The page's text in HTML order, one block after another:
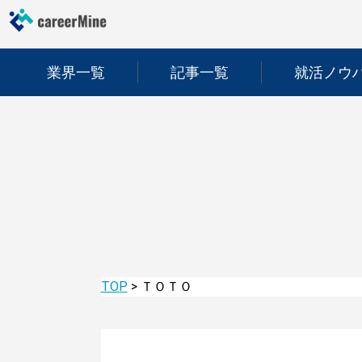
業界一覧 記事一覧 就活ノウ
TOP> ＴＯＴＯ